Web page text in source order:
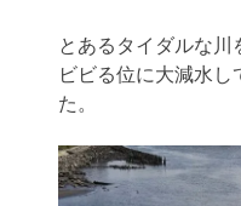
とあるタイダルな川
ビビる位に大減水し
た。